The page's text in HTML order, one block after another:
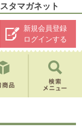
タマガネット
新規会員登録
ログインする